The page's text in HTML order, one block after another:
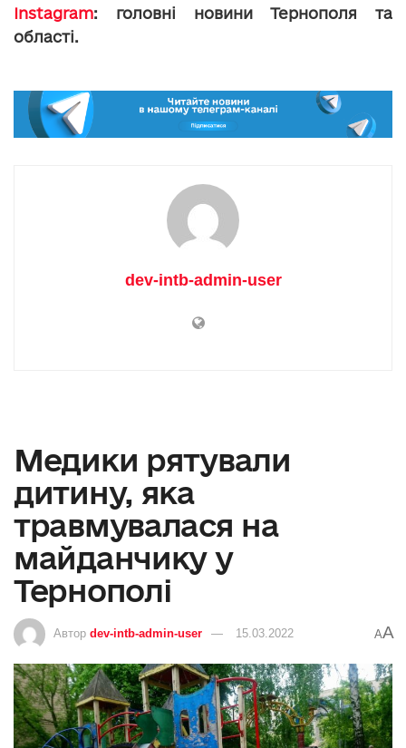
Instagram: головні новини Тернополя та
області.
dev-intb-admin-user
Медики рятували
дитину, яка
травмувалася на
майданчику у
Тернополі
Автор dev-intb-admin-user 15.03.2022 AA